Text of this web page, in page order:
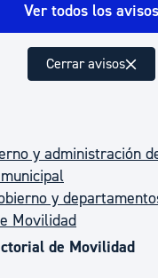
Ver todos los avisos
Cerrar avisos
y administración
y
Movilidad
de Movilidad